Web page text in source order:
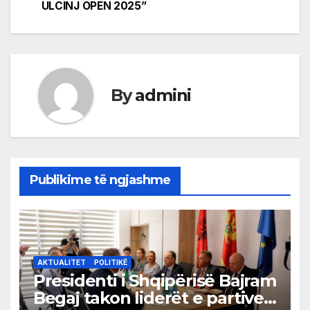
ULCINJ OPEN 2025”
Byadmini
Publikime të ngjashme
AKTUALITET POLITIKË
Presidenti i Shqipërisë Bajram
Begaj takon liderët e partive